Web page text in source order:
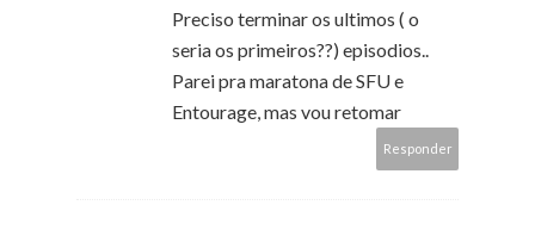
Preciso terminar os ultimos ( o
seria os primeiros??) episodios..
Parei pra maratona de SFU e
Entourage, mas vou retomar
Responder